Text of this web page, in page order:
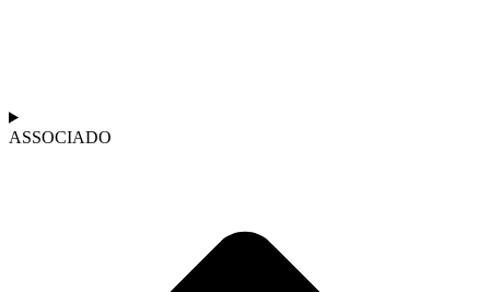
ASSOCIADO